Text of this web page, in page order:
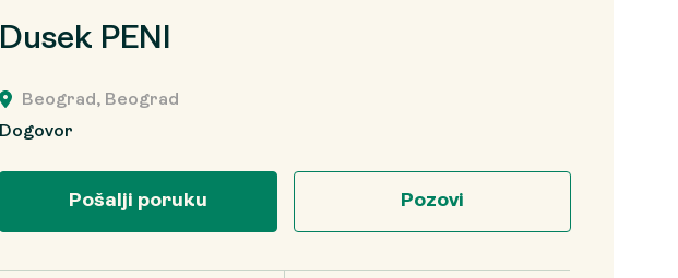
Dusek PENI
Dogovor
Beograd, Beograd
Pošalji poruku Pozovi